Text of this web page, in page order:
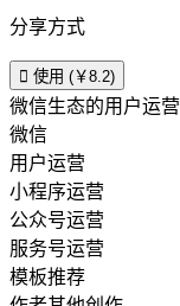
分享方式
 使用 (￥8.2)
微信生态的用户运营
微信
用户运营
小程序运营
公众号运营
服务号运营
模板推荐